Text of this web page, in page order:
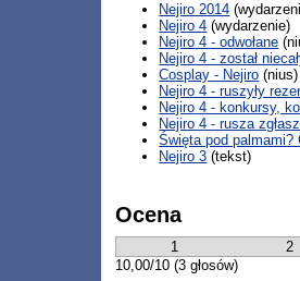
Nejiro 2014
Nejiro 4 (wydarzenie)
Nejiro 4 - odwołane
Nejiro 4 - został
Cosplay - Nejiro (nius)
Nejiro 4 - ruszyły
Nejiro 4 - konkursy,
Nejiro 4 - rusza
Święta pod palmami?
Nejiro 3 (tekst)
Ocena
1 2
10,00/10 (3 głosów)